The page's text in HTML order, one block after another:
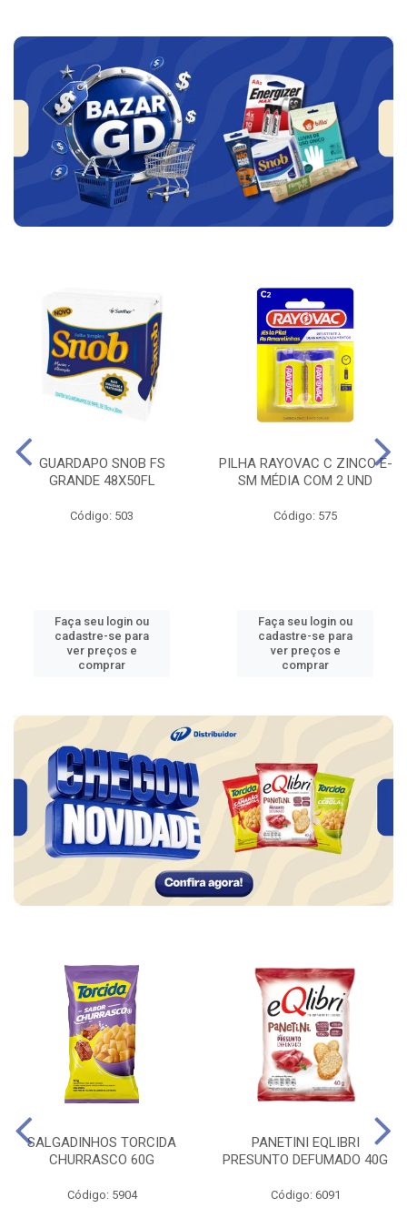
GUARDAPO SNOB FS
GRANDE 48X50FL
Código: 503
Faça seu login ou
cadastre-se para
ver preços e
comprar
PILHA RAYOVAC C ZINCO E-
SM MÉDIA COM 2 UND
Código: 575
Faça seu login ou
cadastre-se para
ver preços e
comprar
SALGADINHOS TORCIDA
CHURRASCO 60G
Código: 5904
PANETINI EQLIBRI
PRESUNTO DEFUMADO 40G
Código: 6091